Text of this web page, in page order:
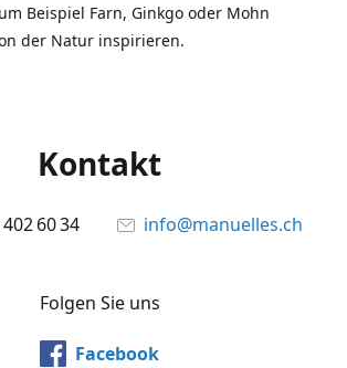
Beispiel Farn, Ginkgo oder Mohn
der Natur inspirieren.
Kontakt
60 34 info@manuelles.ch
Folgen Sie uns
Facebook